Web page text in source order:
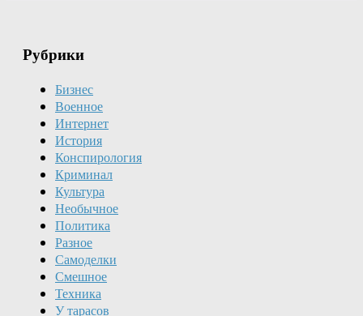
Рубрики
Бизнес
Военное
Интернет
История
Конспирология
Криминал
Культура
Необычное
Политика
Разное
Самоделки
Смешное
Техника
У тарасов